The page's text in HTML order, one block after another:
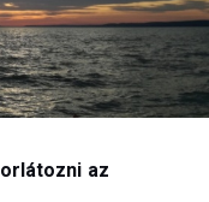
az